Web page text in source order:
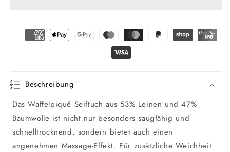
Beschreibung
Das Waffelpiqué Seiftuch aus 53% Leinen und 47%
Baumwolle ist nicht nur besonders saugfähig und
schnelltrocknend, sondern bietet auch einen
angenehmen Massage-Effekt. Für zusätzliche Weichheit